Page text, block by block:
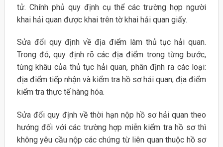
tử. Chính phủ quy định cụ thể các trường hợp người
khai hải quan được khai trên tờ khai hải quan giấy.
Sửa đổi quy định về địa điểm làm thủ tục hải quan.
Trong đó, quy định rõ các địa điểm trong từng bước,
từng khâu của thủ tục hải quan, phân định ra các loại:
địa điểm tiếp nhận và kiểm tra hồ sơ hải quan; địa điểm
kiểm tra thực tế hàng hóa.
Sửa đổi quy định về thời hạn nộp hồ sơ hải quan theo
hướng đối với các trường hợp miễn kiểm tra hồ sơ thì
không yêu cầu nộp các chứng từ liên quan thuộc hồ sơ